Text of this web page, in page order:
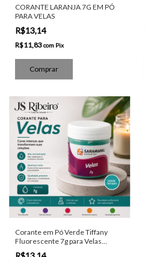
CORANTE LARANJA 7G EM PÓ
PARA VELAS
R$13,14
R$11,83com Pix
Corante em Pó Verde Tiffany
Fluorescente 7g para Velas
Artesanais